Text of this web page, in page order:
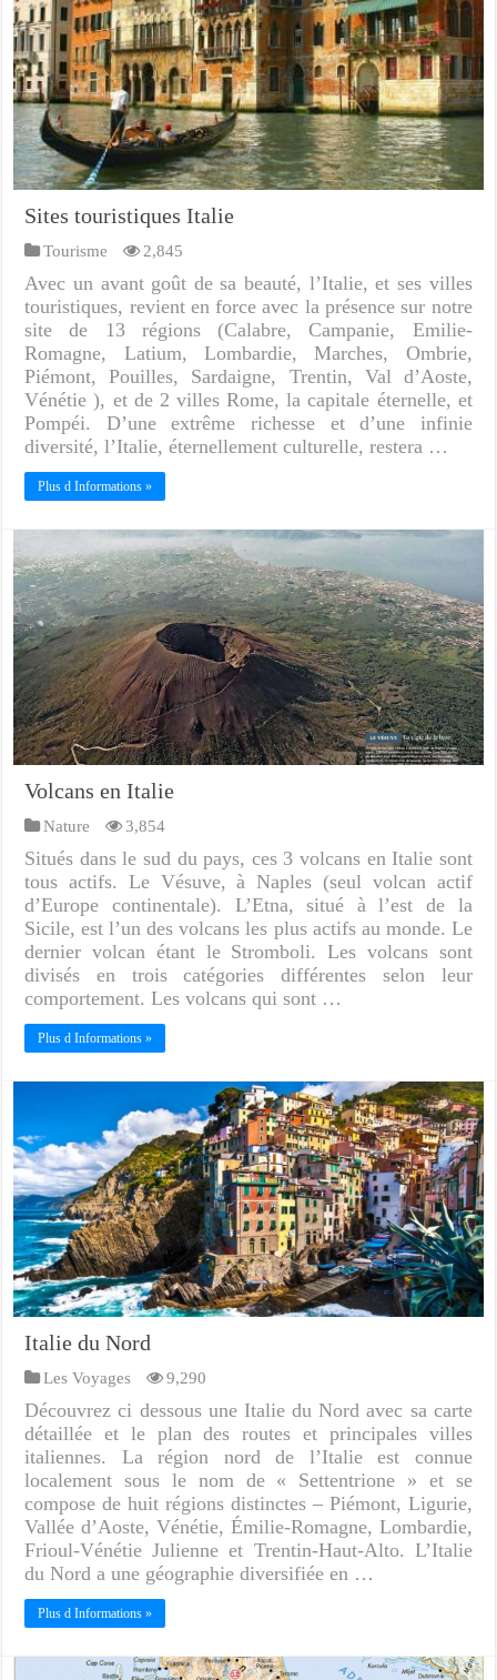
Sites touristiques Italie
Tourisme 2,845
Avec un avant goût de sa beauté, l’Italie, et ses villes
touristiques, revient en force avec la présence sur notre
site de 13 régions (Calabre, Campanie, Emilie-
Romagne, Latium, Lombardie, Marches, Ombrie,
Piémont, Pouilles, Sardaigne, Trentin, Val d’Aoste,
Vénétie ), et de 2 villes Rome, la capitale éternelle, et
Pompéi. D’une extrême richesse et d’une infinie
diversité, l’Italie, éternellement culturelle, restera …
Plus d Informations »
Volcans en Italie
Nature 3,854
Situés dans le sud du pays, ces 3 volcans en Italie sont
tous actifs. Le Vésuve, à Naples (seul volcan actif
d’Europe continentale). L’Etna, situé à l’est de la
Sicile, est l’un des volcans les plus actifs au monde. Le
dernier volcan étant le Stromboli. Les volcans sont
divisés en trois catégories différentes selon leur
comportement. Les volcans qui sont …
Plus d Informations »
Italie du Nord
Les Voyages 9,290
Découvrez ci dessous une Italie du Nord avec sa carte
détaillée et le plan des routes et principales villes
italiennes. La région nord de l’Italie est connue
localement sous le nom de « Settentrione » et se
compose de huit régions distinctes – Piémont, Ligurie,
Vallée d’Aoste, Vénétie, Émilie-Romagne, Lombardie,
Frioul-Vénétie Julienne et Trentin-Haut-Alto. L’Italie
du Nord a une géographie diversifiée en …
Plus d Informations »